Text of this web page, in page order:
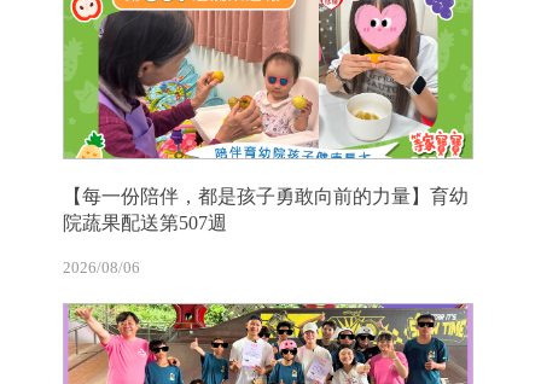
【每一份陪伴，都是孩子勇敢向前的力量】育幼
院蔬果配送第507週
2026/08/06